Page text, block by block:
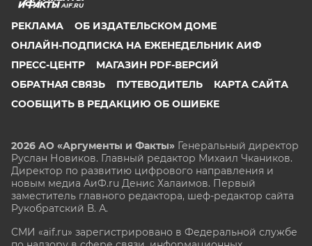
AIF.RU
РЕКЛАМА
ОБ ИЗДАТЕЛЬСКОМ ДОМЕ
ОНЛАЙН-ПОДПИСКА НА ЕЖЕНЕДЕЛЬНИК АИФ
ПРЕСС-ЦЕНТР
МАГАЗИН PDF-ВЕРСИЙ
ОБРАТНАЯ СВЯЗЬ
ПУТЕВОДИТЕЛЬ
КАРТА САЙТА
СООБЩИТЬ В РЕДАКЦИЮ ОБ ОШИБКЕ
2026 АО «Аргументы и Факты» Генеральный директор
Руслан Новиков. Главный редактор Михаил Чкаников.
Директор по развитию цифрового направления и
новым медиа АиФ.ru Денис Халаимов. Первый
заместитель главного редактора, шеф-редактор сайта
Рукобратский В. А.
СМИ «aif.ru» зарегистрировано в Федеральной службе